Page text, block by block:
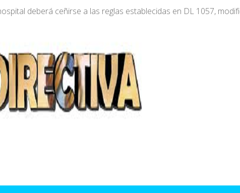
deberá ceñirse a las reglas establecidas en DL 1057,